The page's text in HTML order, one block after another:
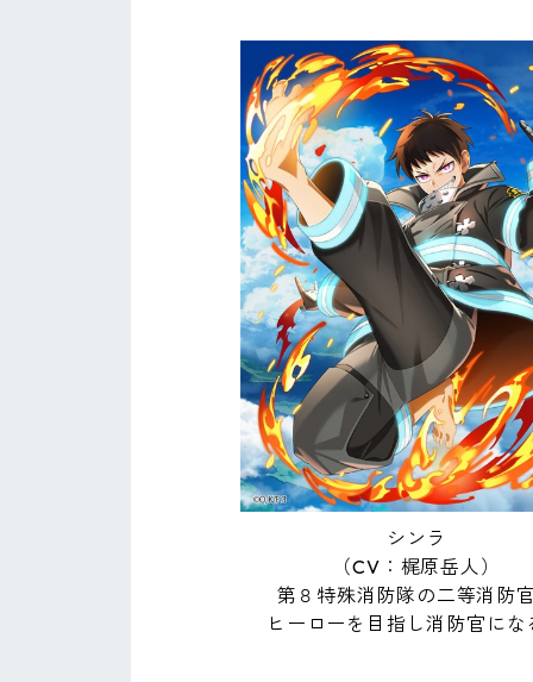
シンラ
（CV：梶原岳人）
第８特殊消防隊の二等消防
ヒーローを目指し消防官にな